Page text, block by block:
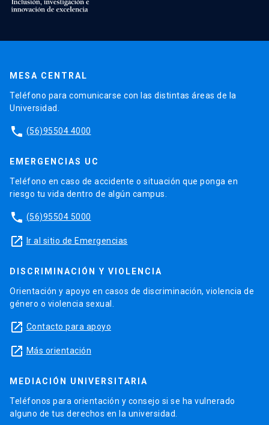
MESA CENTRAL
Teléfono para comunicarse con las distintas áreas de la
Universidad.
phone (56)95504 4000
EMERGENCIAS UC
Teléfono en caso de accidente o situación que ponga en
riesgo tu vida dentro de algún campus.
phone (56)95504 5000
launch Ir al sitio de Emergencias
DISCRIMINACIÓN Y VIOLENCIA
Orientación y apoyo en casos de discriminación, violencia de
género o violencia sexual.
launch Contacto para apoyo
launch Más orientación
MEDIACIÓN UNIVERSITARIA
Teléfonos para orientación y consejo si se ha vulnerado
alguno de tus derechos en la universidad.